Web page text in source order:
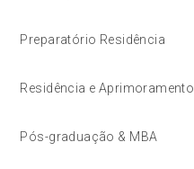
Preparatório Residência
Residência e Aprimoramento
Pós-graduação & MBA